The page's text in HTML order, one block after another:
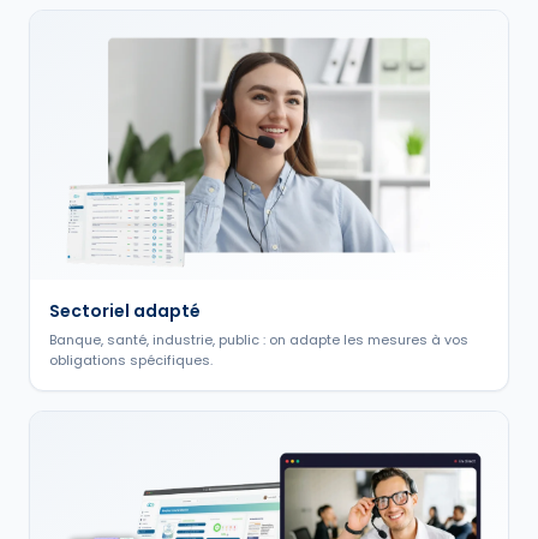
Sectoriel adapté
Banque, santé, industrie, public : on adapte les mesures à vos
obligations spécifiques.